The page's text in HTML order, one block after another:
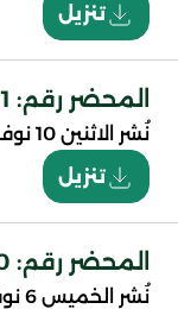
تنزيل
المحضر رقم: 11 - بتاريخ: 10/11/2025
نُشر الاثنين 10 نوفمبر 2025
تنزيل
المحضر رقم: 10 - بتاريخ: 06/11/2025
نُشر
الخميس 6 نوفمبر 2025